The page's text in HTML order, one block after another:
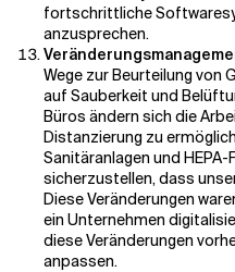
fortschrittliche
anzusprechen.
Wege zur Beurteilung von
auf Sauberkeit und
Büros ändern sich die
Distanzierung zu
Sanitäranlagen und
sicherzustellen, dass
Diese Veränderungen
ein Unternehmen
diese Veränderungen
anpassen.